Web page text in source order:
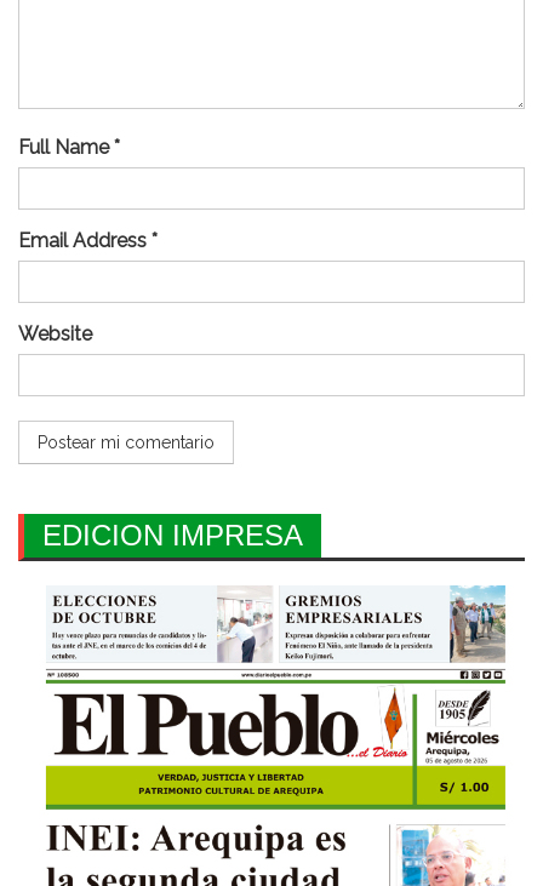
Full Name *
Email Address *
Website
EDICION IMPRESA